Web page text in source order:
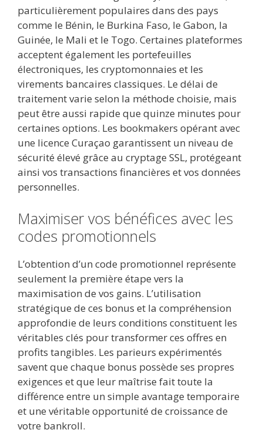
particulièrement populaires dans des pays
comme le Bénin, le Burkina Faso, le Gabon, la
Guinée, le Mali et le Togo. Certaines plateformes
acceptent également les portefeuilles
électroniques, les cryptomonnaies et les
virements bancaires classiques. Le délai de
traitement varie selon la méthode choisie, mais
peut être aussi rapide que quinze minutes pour
certaines options. Les bookmakers opérant avec
une licence Curaçao garantissent un niveau de
sécurité élevé grâce au cryptage SSL, protégeant
ainsi vos transactions financières et vos données
personnelles.
Maximiser vos bénéfices avec les
codes promotionnels
L’obtention d’un code promotionnel représente
seulement la première étape vers la
maximisation de vos gains. L’utilisation
stratégique de ces bonus et la compréhension
approfondie de leurs conditions constituent les
véritables clés pour transformer ces offres en
profits tangibles. Les parieurs expérimentés
savent que chaque bonus possède ses propres
exigences et que leur maîtrise fait toute la
différence entre un simple avantage temporaire
et une véritable opportunité de croissance de
votre bankroll.